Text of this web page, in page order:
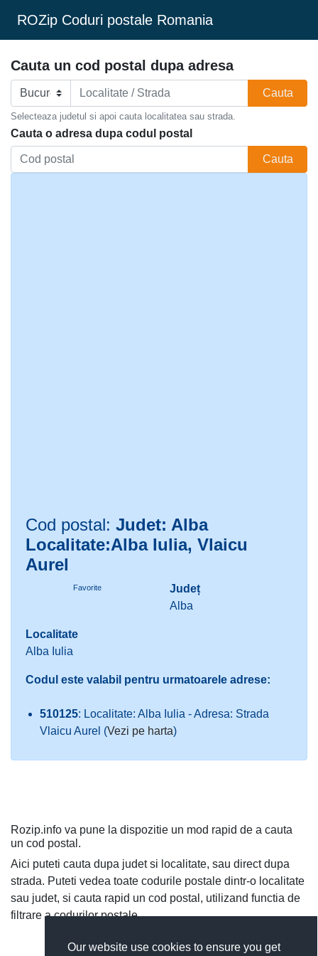
Our website use cookies to ensure you get
ROZip Coduri postale Romania
Cauta un cod postal dupa adresa
Cauta
Selecteaza judetul si apoi cauta localitatea sau strada.
Cauta o adresa dupa codul postal
Cauta
Cod postal: Judet: Alba
Localitate:Alba Iulia, Vlaicu
Aurel
Favorite
Județ
Alba
Localitate
Alba Iulia
Codul este valabil pentru urmatoarele adrese:
510125: Localitate: Alba Iulia - Adresa: Strada
Vlaicu Aurel (Vezi pe harta)
Rozip.info va pune la dispozitie un mod rapid de a cauta
un cod postal.
Aici puteti cauta dupa judet si localitate, sau direct dupa
strada. Puteti vedea toate codurile postale dintr-o localitate
sau judet, si cauta rapid un cod postal, utilizand functia de
filtrare a codurilor postale.